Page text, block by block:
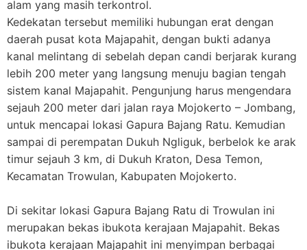
alam yang masih terkontrol.
Kedekatan tersebut memiliki hubungan erat dengan
daerah pusat kota Majapahit, dengan bukti adanya
kanal melintang di sebelah depan candi berjarak kurang
lebih 200 meter yang langsung menuju bagian tengah
sistem kanal Majapahit. Pengunjung harus mengendara
sejauh 200 meter dari jalan raya Mojokerto – Jombang,
untuk mencapai lokasi Gapura Bajang Ratu. Kemudian
sampai di perempatan Dukuh Ngliguk, berbelok ke arak
timur sejauh 3 km, di Dukuh Kraton, Desa Temon,
Kecamatan Trowulan, Kabupaten Mojokerto.
Di sekitar lokasi Gapura Bajang Ratu di Trowulan ini
merupakan bekas ibukota kerajaan Majapahit. Bekas
ibukota kerajaan Majapahit ini menyimpan berbagai